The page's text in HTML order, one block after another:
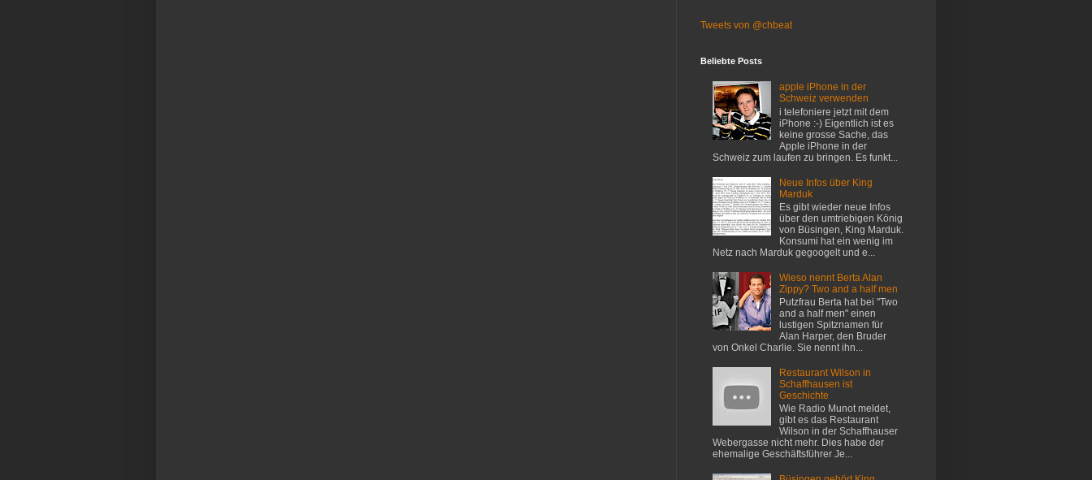
Tweets von @chbeat
Beliebte Posts
apple iPhone in der
Schweiz verwenden
i telefoniere jetzt mit dem
iPhone :-) Eigentlich ist es
keine grosse Sache, das
Apple iPhone in der
Schweiz zum laufen zu bringen. Es funkt...
Neue Infos über King
Marduk
Es gibt wieder neue Infos
über den umtriebigen König
von Büsingen, King Marduk.
Konsumi hat ein wenig im
Netz nach Marduk gegoogelt und e...
Wieso nennt Berta Alan
Zippy? Two and a half men
Putzfrau Berta hat bei "Two
and a half men" einen
lustigen Spitznamen für
Alan Harper, den Bruder
von Onkel Charlie. Sie nennt ihn...
Restaurant Wilson in
Schaffhausen ist
Geschichte
Wie Radio Munot meldet,
gibt es das Restaurant
Wilson in der Schaffhauser
Webergasse nicht mehr. Dies habe der
ehemalige Geschäftsführer Je...